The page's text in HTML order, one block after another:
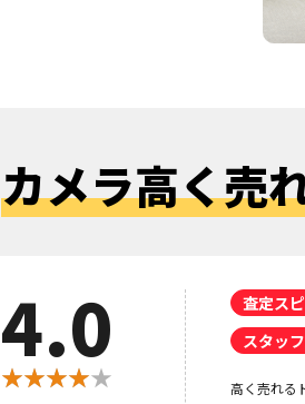
カメラ高く売
4.0 査定ス
スタッ
高く売れる